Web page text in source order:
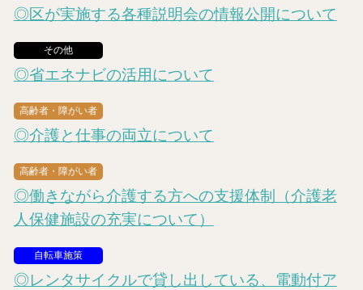
◎区が実施する各種説明会の情報公開について
その他
◎省エネナビの活用について
高齢者・障がい者
◎介護と仕事の両立について
高齢者・障がい者
◎働きながら介護する方への支援体制（介護老
人保健施設の充実について）
自転車施策
◎レンタサイクルで貸し出している、電動付ア